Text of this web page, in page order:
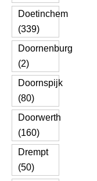
Doetinchem
(339)
Doornenburg
(2)
Doornspijk
(80)
Doorwerth
(160)
Drempt
(50)